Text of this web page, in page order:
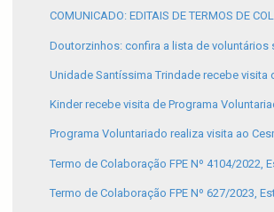
COMUNICADO: EDITAIS DE TERMOS DE
Doutorzinhos: confira a lista de voluntários
Unidade Santíssima Trindade recebe visita
Kinder recebe visita de Programa
Programa Voluntariado realiza visita ao
Termo de Colaboração FPE Nº 4104/2022,
Termo de Colaboração FPE Nº 627/2023,